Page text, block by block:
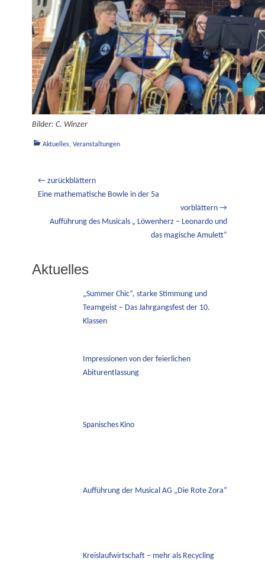
Bilder: C. Winzer
Kategorien
Aktuelles, Veranstaltungen
Beitragsnavigation
← zurückblättern
Vorheriger
Eine mathematische Bowle in der 5a
vorblättern →
Nächster
Aufführung des Musicals „ Löwenherz – Leonardo und
das magische Amulett“
Aktuelles
„Summer Chic“, starke Stimmung und
Teamgeist – Das Jahrgangsfest der 10.
Klassen
Impressionen von der feierlichen
Abiturentlassung
Spanisches Kino
Aufführung der Musical AG „Die Rote Zora“
Kreislaufwirtschaft – mehr als Recycling